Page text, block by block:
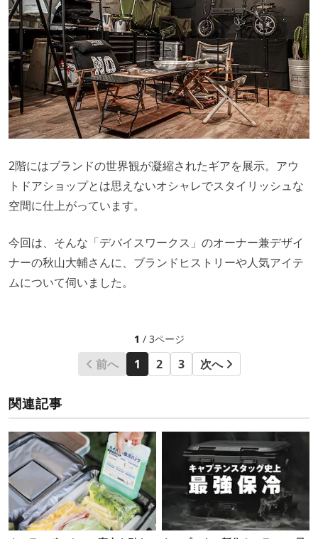
2階にはブランドの世界観が凝縮されたギアを展示。アウ
トドアショップとは思えないオシャレでスタイリッシュな
空間に仕上がっています。
今回は、そんな「デバイスワークス」のオーナー兼デザイ
ナーの秋山大輔さんに、ブランドヒストリーや人気アイテ
ムについて伺いました。
1 / 3ページ
前へ 1 2 3 次へ
関連記事